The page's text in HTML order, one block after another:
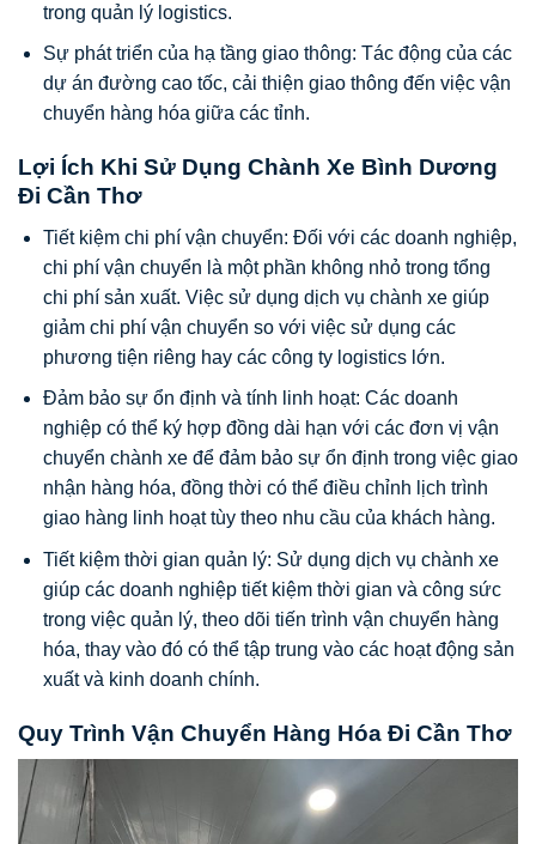
trong quản lý logistics.
Sự phát triển của hạ tầng giao thông: Tác động của các
dự án đường cao tốc, cải thiện giao thông đến việc vận
chuyển hàng hóa giữa các tỉnh.
Lợi Ích Khi Sử Dụng Chành Xe Bình Dương
Đi Cần Thơ
Tiết kiệm chi phí vận chuyển: Đối với các doanh nghiệp,
chi phí vận chuyển là một phần không nhỏ trong tổng
chi phí sản xuất. Việc sử dụng dịch vụ chành xe giúp
giảm chi phí vận chuyển so với việc sử dụng các
phương tiện riêng hay các công ty logistics lớn.
Đảm bảo sự ổn định và tính linh hoạt: Các doanh
nghiệp có thể ký hợp đồng dài hạn với các đơn vị vận
chuyển chành xe để đảm bảo sự ổn định trong việc giao
nhận hàng hóa, đồng thời có thể điều chỉnh lịch trình
giao hàng linh hoạt tùy theo nhu cầu của khách hàng.
Tiết kiệm thời gian quản lý: Sử dụng dịch vụ chành xe
giúp các doanh nghiệp tiết kiệm thời gian và công sức
trong việc quản lý, theo dõi tiến trình vận chuyển hàng
hóa, thay vào đó có thể tập trung vào các hoạt động sản
xuất và kinh doanh chính.
Quy Trình Vận Chuyển Hàng Hóa Đi Cần Thơ